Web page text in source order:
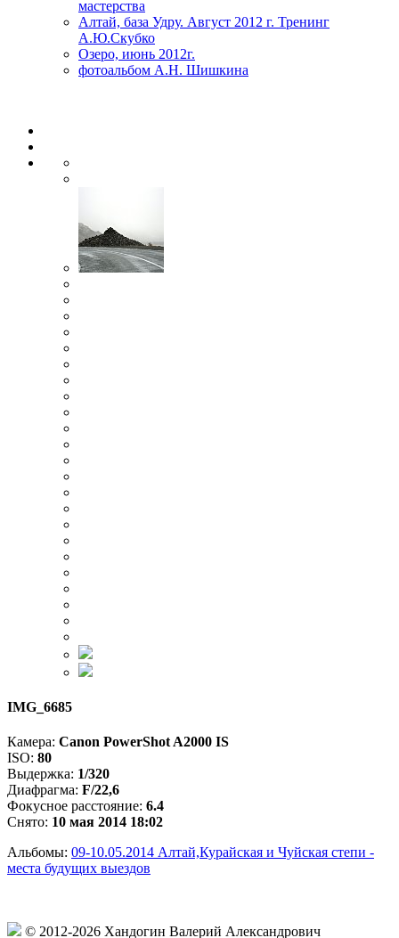
мастерства
Алтай, база Удру. Август 2012 г. Тренинг
А.Ю.Скубко
Озеро, июнь 2012г.
фотоальбом А.Н. Шишкина
IMG_6685
Камера: Canon PowerShot A2000 IS
ISO: 80
Выдержка: 1/320
Диафрагма: F/22,6
Фокусное расстояние: 6.4
Снято: 10 мая 2014 18:02
Альбомы: 09-10.05.2014 Алтай,Курайская и Чуйская степи -
места будущих выездов
© 2012-2026 Хандогин Валерий Александрович